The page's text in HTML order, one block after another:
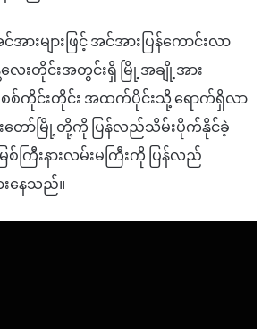
ားများဖြင့် အင်အားပြန်ကောင်းလာ
ေးတိုင်းအတွင်းရှိ မြို့အချို့အား
စစ်ကိုင်းတိုင်း အထက်ပိုင်းသို့ ရောက်ရှိလာ
းတော်မြို့တို့ကို ပြန်လည်သိမ်းပိုက်နိုင်ခဲ့
မြစ်ကြီးနားလမ်းမကြီးကို ပြန်လည်
းနေသည်။